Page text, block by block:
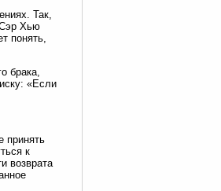
Так,
Сэр Хью
понять,
брака,
«Если
принять
к
возврата